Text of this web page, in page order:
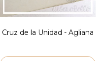
Cruz de la Unidad - Agliana